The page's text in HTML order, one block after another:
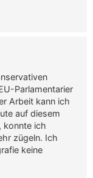
Parlamentarier
Arbeit kann ich
auf diesem
konnte ich
zügeln. Ich
keine